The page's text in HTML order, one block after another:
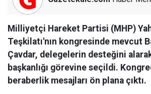
Milliyetçi Hareket Partisi (MHP)
Teşkilatı'nın kongresinde mevcut
Çavdar, delegelerin desteğini
başkanlığı görevine seçildi.
beraberlik mesajları ön plana çıktı.